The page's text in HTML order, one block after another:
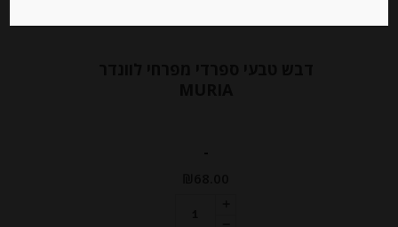
-